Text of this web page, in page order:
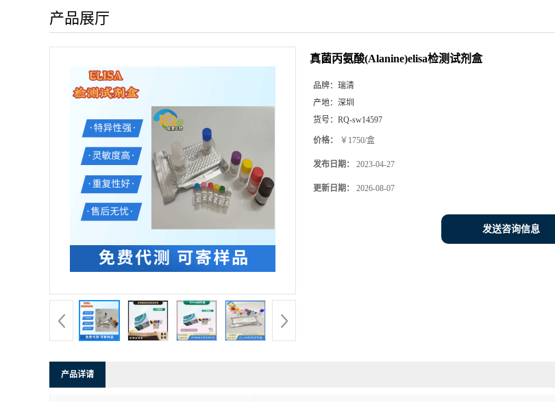
产品展厅
真菌丙氨酸(Alanine)elisa检测试剂盒
品牌： 瑞清
产地： 深圳
货号： RQ-sw14597
价格： ￥1750/盒
发布日期： 2023-04-27
更新日期： 2026-08-07
发送咨询信息
产品详请